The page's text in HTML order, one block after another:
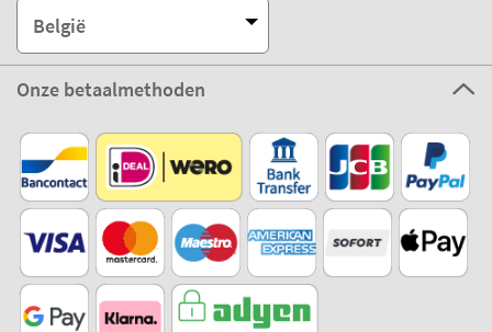
België
Onze betaalmethoden